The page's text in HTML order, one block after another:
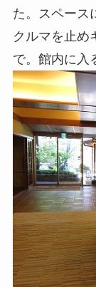
た。スペース
クルマを止め
で。館内に入